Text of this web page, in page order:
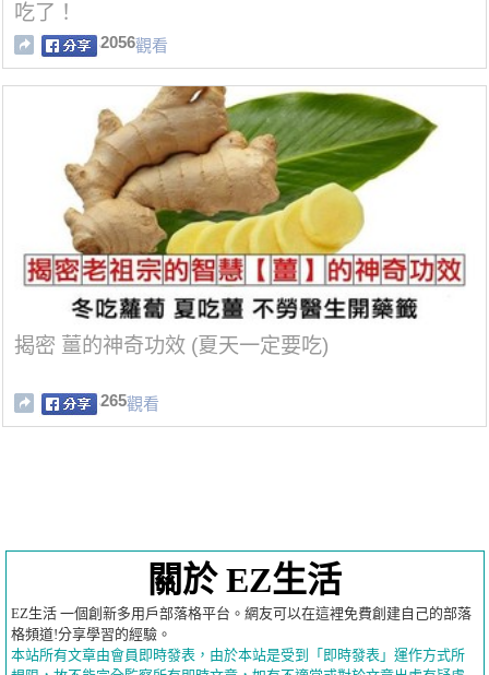
吃了！
2056觀看
揭密 薑的神奇功效 (夏天一定要吃)
265觀看
關於 EZ生活
EZ生活 一個創新多用戶部落格平台。網友可以在這裡免費創建自己的部落
格頻道!分享學習的經驗。
本站所有文章由會員即時發表，由於本站是受到「即時發表」運作方式所